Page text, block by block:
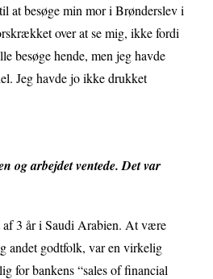
at besøge min mor i Brønderslev i
over at se mig, ikke fordi
besøge hende, men jeg havde
Jeg havde jo ikke drukket
og arbejdet ventede. Det var
3 år i Saudi Arabien. At være
andet godtfolk, var en virkelig
for bankens “sales of financial